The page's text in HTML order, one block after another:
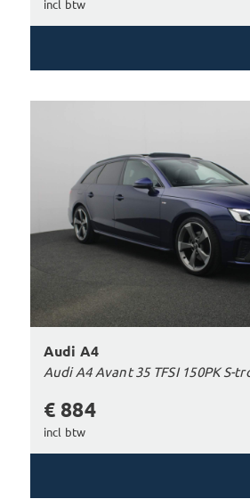
incl btw
Audi A4
Audi A4 Avant 35 TFSI 150PK S-
€ 884
incl btw